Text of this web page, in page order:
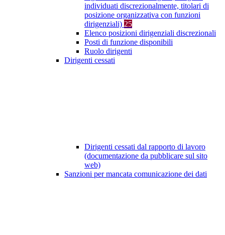
individuati discrezionalmente, titolari di
posizione organizzativa con funzioni
dirigenziali) 25
Elenco posizioni dirigenziali discrezionali
Posti di funzione disponibili
Ruolo dirigenti
Dirigenti cessati
Dirigenti cessati dal rapporto di lavoro
(documentazione da pubblicare sul sito
web)
Sanzioni per mancata comunicazione dei dati